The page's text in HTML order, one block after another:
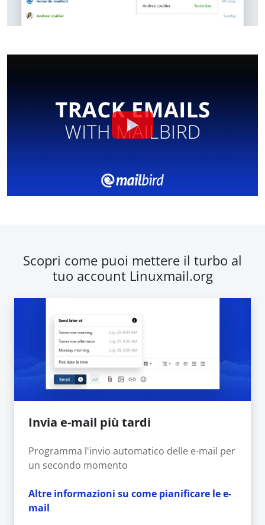
Scopri come puoi mettere il turbo al
tuo account Linuxmail.org
Invia e-mail più tardi
Programma l'invio automatico delle e-mail per
un secondo momento
Altre informazioni su come pianificare le e-
mail